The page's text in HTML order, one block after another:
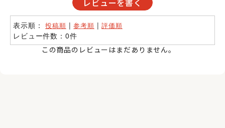
レビューを書く
表示順：投稿順 |参考順 |評価順
レビュー件数：0件
この商品のレビューはまだありません。